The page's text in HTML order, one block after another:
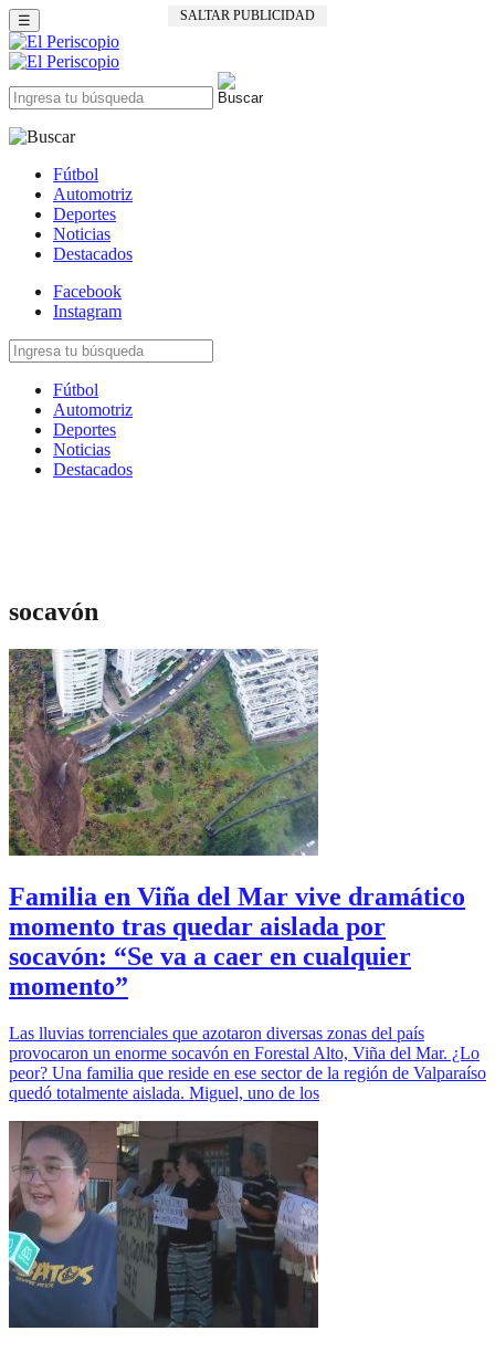
SALTAR PUBLICIDAD
☰
Fútbol
Automotriz
Deportes
Noticias
Destacados
Facebook
Instagram
Fútbol
Automotriz
Deportes
Noticias
Destacados
socavón
Familia en Viña del Mar vive dramático
momento tras quedar aislada por
socavón: “Se va a caer en cualquier
momento”
Las lluvias torrenciales que azotaron diversas zonas del país
provocaron un enorme socavón en Forestal Alto, Viña del Mar. ¿Lo
peor? Una familia que reside en ese sector de la región de Valparaíso
quedó totalmente aislada. Miguel, uno de los